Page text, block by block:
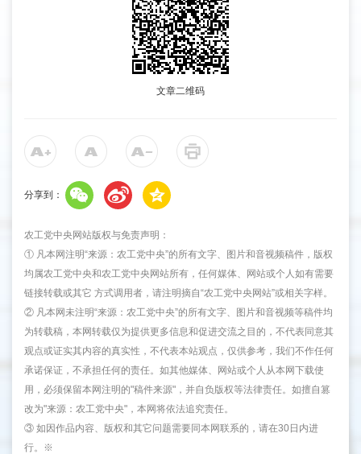
文章二维码
分享到：
农工党中央网站版权与免责声明：
① 凡本网注明“来源：农工党中央”的所有文字、图片和音视频稿件，版权
均属农工党中央和农工党中央网站所有，任何媒体、网站或个人如有需要
链接转载或其它 方式调用者，请注明摘自“农工党中央网站”或相关字样。
② 凡本网未注明“来源：农工党中央”的所有文字、图片和音视频等稿件均
为转载稿，本网转载仅为提供更多信息和促进交流之目的，不代表同意其
观点或证实其内容的真实性，不代表本站观点，仅供参考，我们不作任何
承诺保证，不承担任何的责任。如其他媒体、网站或个人从本网下载使
用，必须保留本网注明的"稿件来源"，并自负版权等法律责任。如擅自篡
改为"来源：农工党中央"，本网将依法追究责任。
③ 如因作品内容、版权和其它问题需要同本网联系的，请在30日内进
行。※